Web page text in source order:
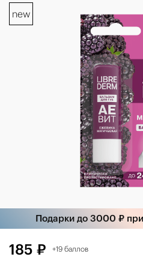
new
Подарки до 3000 ₽
+19 баллов
185 ₽